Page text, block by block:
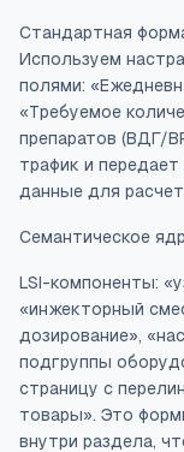
Стандартная
Используем
полями:
«Требуемое
препаратов (ВДГ/
трафик и передает
данные для
Семантическое
LSI-компоненты:
«инжекторный
дозирование»,
подгруппы
страницу с
товары». Это
внутри раздела,